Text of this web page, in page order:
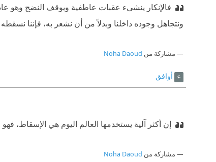
فالإنكار ينشىء عقبات عاطفية ويوقف النضج وهو
ونتجاهل وجوده داخلنا وبدلاً من أن نشعر به، فإننا نسقطه
مشاركة من Noha Daoud
أوافق
إن أكثر آلية يستخدمها العالم اليوم هي
مشاركة من Noha Daoud